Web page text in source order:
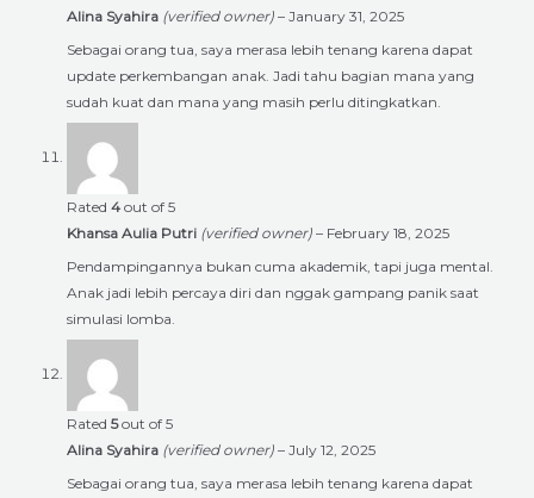
Alina Syahira (verified owner) – January 31, 2025
Sebagai orang tua, saya merasa lebih tenang karena dapat
update perkembangan anak. Jadi tahu bagian mana yang
sudah kuat dan mana yang masih perlu ditingkatkan.
Rated 4 out of 5
Khansa Aulia Putri (verified owner) – February 18, 2025
Pendampingannya bukan cuma akademik, tapi juga mental.
Anak jadi lebih percaya diri dan nggak gampang panik saat
simulasi lomba.
Rated 5out of 5
Alina Syahira (verified owner) – July 12, 2025
Sebagai orang tua, saya merasa lebih tenang karena dapat